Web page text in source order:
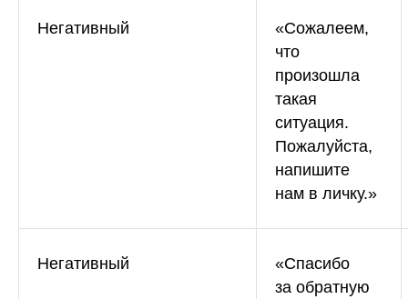
Негативный
«Сожалеем,
что
произошла
такая
ситуация.
Пожалуйста,
напишите
нам в личку.»
Негативный
«Спасибо
за обратную
О нас
ИТ-аккредитация
Полезные материалы